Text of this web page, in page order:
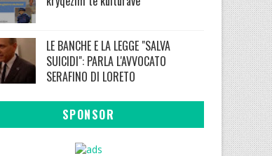
LE BANCHE E LA LEGGE "SALVA
SUICIDI": PARLA L'AVVOCATO
SERAFINO DI LORETO
SPONSOR